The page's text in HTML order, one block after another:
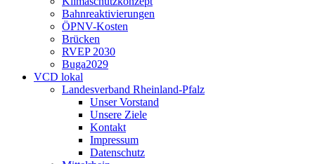
Bahnreaktivierungen
ÖPNV-Kosten
Brücken
RVEP 2030
Buga2029
VCD lokal
Landesverband Rheinland-Pfalz
Unser Vorstand
Unsere Ziele
Kontakt
Impressum
Datenschutz